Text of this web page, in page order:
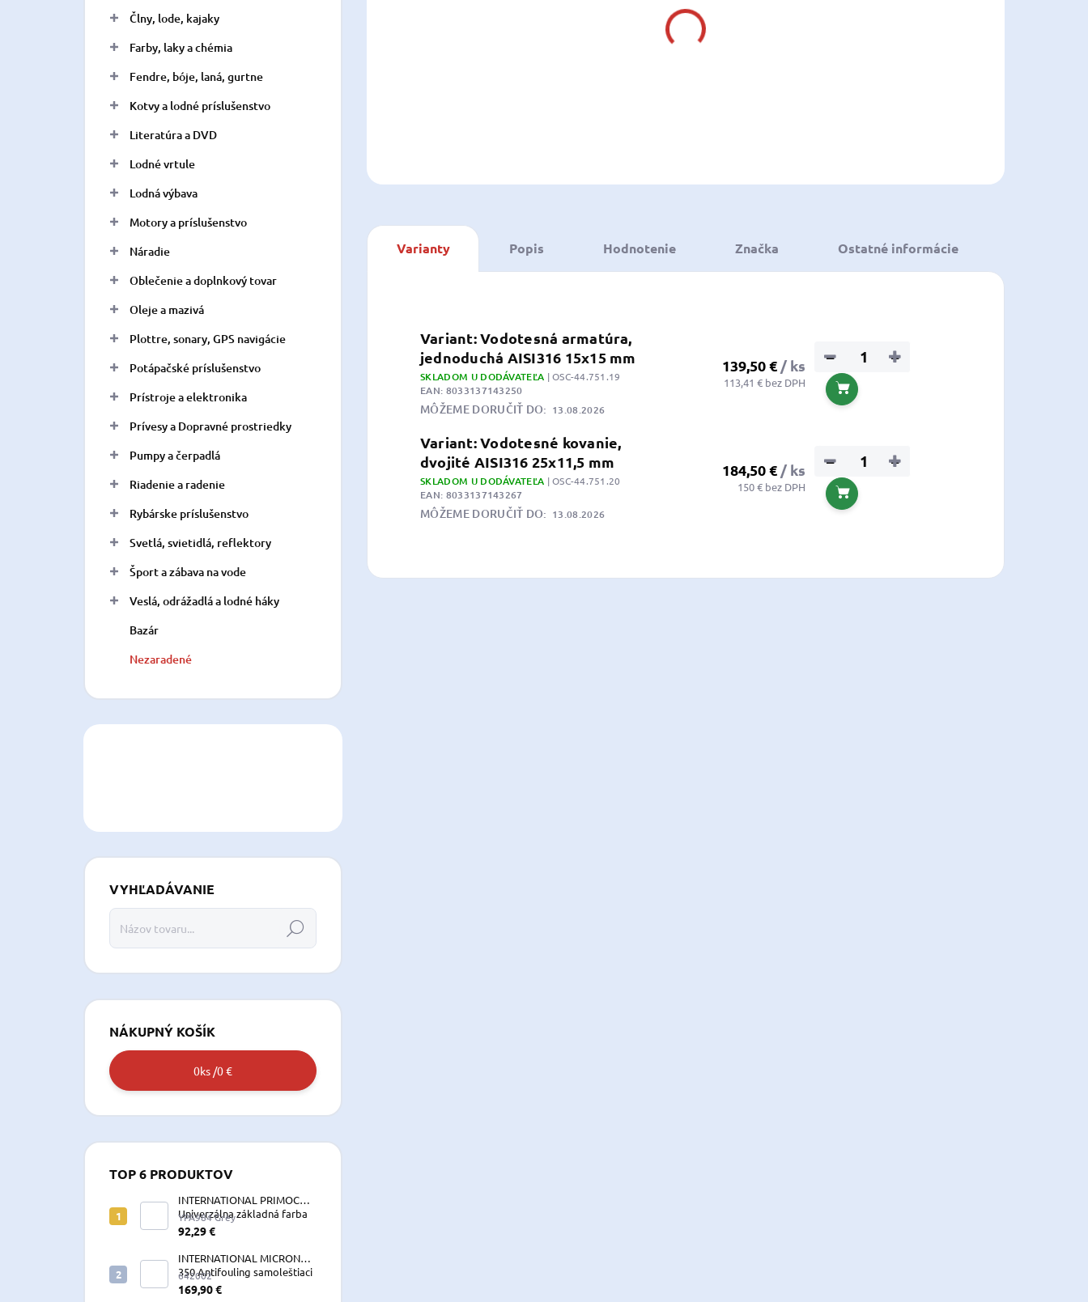
Člny, lode, kajaky
Farby, laky a chémia
Fendre, bóje, laná, gurtne
Kotvy a lodné príslušenstvo
Literatúra a DVD
Lodné vrtule
Lodná výbava
Motory a príslušenstvo
Náradie
Oblečenie a doplnkový tovar
Oleje a mazivá
Plottre, sonary, GPS navigácie
Potápačské príslušenstvo
Prístroje a elektronika
Prívesy a Dopravné prostriedky
Pumpy a čerpadlá
Riadenie a radenie
Rybárske príslušenstvo
Svetlá, svietidlá, reflektory
Šport a zábava na vode
Veslá, odrážadlá a lodné háky
Bazár
Nezaradené
VYHĽADÁVANIE
Hľadať
NÁKUPNÝ KOŠÍK
0ks /0 €
TOP 6 PRODUKTOV
INTERNATIONAL PRIMOCON
Univerzálna základná farba
2,5 L sivá
YPA984 Grey
92,29 €
INTERNATIONAL MICRON
350 Antifouling samoleštiaci
2,5 L
642002
169,90 €
Varianty Popis Hodnotenie Značka Ostatné informácie
Variant: Vodotesná armatúra,
jednoduchá AISI316 15x15 mm
SKLADOM U DODÁVATEĽA | OSC-44.751.19
EAN: 8033137143250
MÔŽEME DORUČIŤ DO: 13.08.2026
139,50 € / ks
113,41 € bez DPH
+
−
Do košíka
Variant: Vodotesné kovanie,
dvojité AISI316 25x11,5 mm
SKLADOM U DODÁVATEĽA | OSC-44.751.20
EAN: 8033137143267
MÔŽEME DORUČIŤ DO: 13.08.2026
184,50 € / ks
150 € bez DPH
+
−
Do košíka